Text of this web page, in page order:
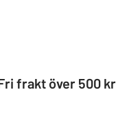
frakt över 500 kr